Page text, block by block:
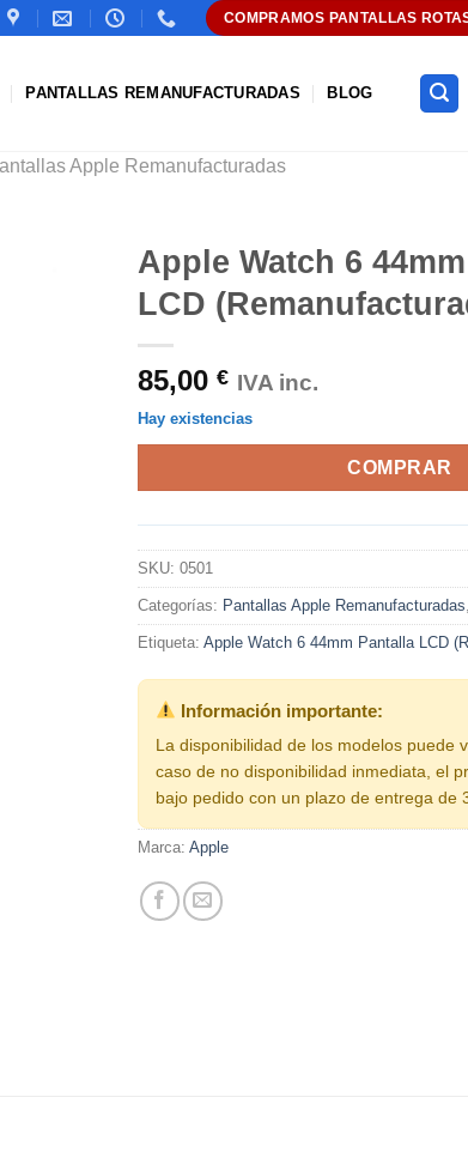
COMPRAMOS PANTALLAS
PANTALLAS REMANUFACTURADAS BLOG
Apple Remanufacturadas
Apple Watch 6
LCD
85,00 € IVA inc.
Hay existencias
COMPRAR
SKU: 0501
Categorías: Pantallas Apple Remanufacturadas
Etiqueta: Apple Watch 6 44mm Pantalla LCD
Información importante:
La disponibilidad de los modelos puede
caso de no disponibilidad inmediata, el
bajo pedido con un plazo de entrega de
Marca: Apple